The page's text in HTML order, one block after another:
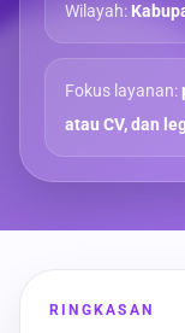
Wilayah:
Fokus layanan:
atau CV, dan
RINGKASAN